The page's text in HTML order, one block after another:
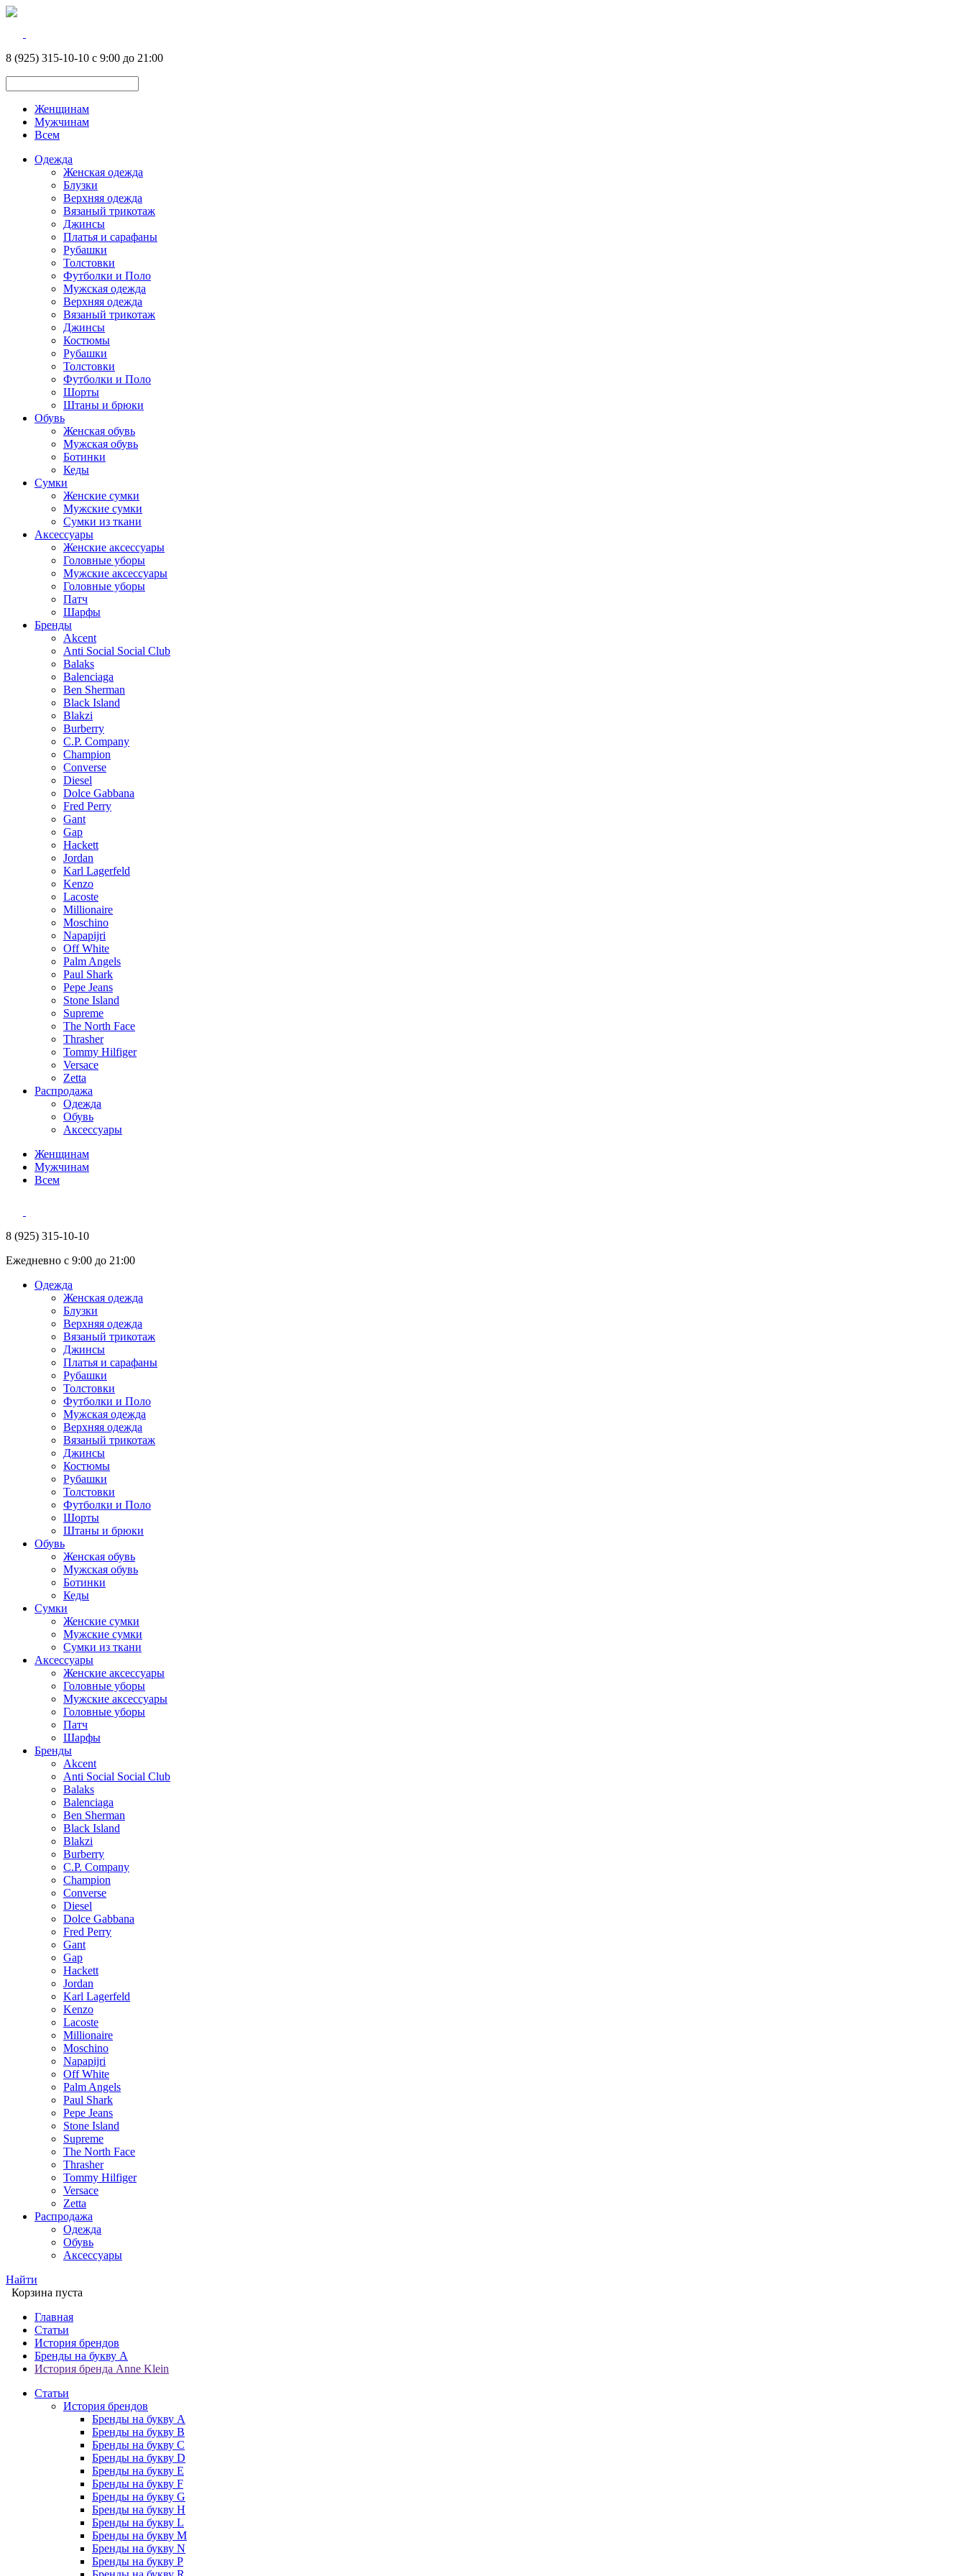
8 (925) 315-10-10 с 9:00 до 21:00
Женщинам
Мужчинам
Всем
Одежда
Женская одежда
Блузки
Верхняя одежда
Вязаный трикотаж
Джинсы
Платья и сарафаны
Рубашки
Толстовки
Футболки и Поло
Мужская одежда
Верхняя одежда
Вязаный трикотаж
Джинсы
Костюмы
Рубашки
Толстовки
Футболки и Поло
Шорты
Штаны и брюки
Обувь
Женская обувь
Мужская обувь
Ботинки
Кеды
Сумки
Женские сумки
Мужские сумки
Сумки из ткани
Аксессуары
Женские аксессуары
Головные уборы
Мужские аксессуары
Головные уборы
Патч
Шарфы
Бренды
Akcent
Anti Social Social Club
Balaks
Balenciaga
Ben Sherman
Black Island
Blakzi
Burberry
C.P. Company
Champion
Converse
Diesel
Dolce Gabbana
Fred Perry
Gant
Gap
Hackett
Jordan
Karl Lagerfeld
Kenzo
Lacoste
Millionaire
Moschino
Napapijri
Off White
Palm Angels
Paul Shark
Pepe Jeans
Stone Island
Supreme
The North Face
Thrasher
Tommy Hilfiger
Versace
Zetta
Распродажа
Одежда
Обувь
Аксессуары
Женщинам
Мужчинам
Всем
8 (925) 315-10-10
Ежедневно с 9:00 до 21:00
Одежда
Женская одежда
Блузки
Верхняя одежда
Вязаный трикотаж
Джинсы
Платья и сарафаны
Рубашки
Толстовки
Футболки и Поло
Мужская одежда
Верхняя одежда
Вязаный трикотаж
Джинсы
Костюмы
Рубашки
Толстовки
Футболки и Поло
Шорты
Штаны и брюки
Обувь
Женская обувь
Мужская обувь
Ботинки
Кеды
Сумки
Женские сумки
Мужские сумки
Сумки из ткани
Аксессуары
Женские аксессуары
Головные уборы
Мужские аксессуары
Головные уборы
Патч
Шарфы
Бренды
Akcent
Anti Social Social Club
Balaks
Balenciaga
Ben Sherman
Black Island
Blakzi
Burberry
C.P. Company
Champion
Converse
Diesel
Dolce Gabbana
Fred Perry
Gant
Gap
Hackett
Jordan
Karl Lagerfeld
Kenzo
Lacoste
Millionaire
Moschino
Napapijri
Off White
Palm Angels
Paul Shark
Pepe Jeans
Stone Island
Supreme
The North Face
Thrasher
Tommy Hilfiger
Versace
Zetta
Распродажа
Одежда
Обувь
Аксессуары
Найти
Корзина пуста
Главная
Статьи
История брендов
Бренды на букву A
История бренда Anne Klein
Статьи
История брендов
Бренды на букву A
Бренды на букву B
Бренды на букву C
Бренды на букву D
Бренды на букву E
Бренды на букву F
Бренды на букву G
Бренды на букву H
Бренды на букву L
Бренды на букву M
Бренды на букву N
Бренды на букву P